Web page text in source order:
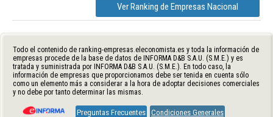
Ver Ranking de Empresas Nacional
Todo el contenido de ranking-empresas.eleconomista.es y toda la información de
empresas procede de la base de datos de INFORMA D&B S.A.U. (S.M.E.) y es
tratada y suministrada por INFORMA D&B S.A.U. (S.M.E.). En todo caso, la
información de empresas que proporcionamos debe ser tenida en cuenta sólo
como un elemento más a considerar a la hora de adoptar decisiones comerciales
y no debe por tanto determinar las mismas.
Preguntas Frecuentes Condiciones Generales